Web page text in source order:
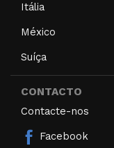
Itália
México
Suíça
CONTACTO
Contacte-nos
Facebook